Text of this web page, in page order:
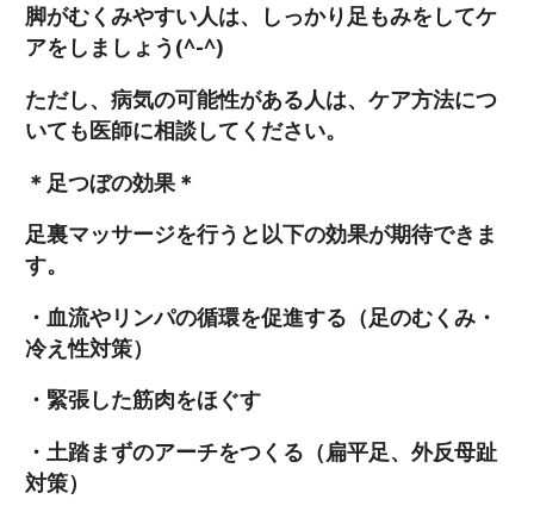
脚がむくみやすい人は、しっかり足もみをしてケ
アをしましょう(^-^)
ただし、病気の可能性がある人は、ケア方法につ
いても医師に相談してください。
＊足つぼの効果＊
足裏マッサージを行うと以下の効果が期待できま
す。
・血流やリンパの循環を促進する（足のむくみ・
冷え性対策）
・緊張した筋肉をほぐす
・土踏まずのアーチをつくる（扁平足、外反母趾
対策）